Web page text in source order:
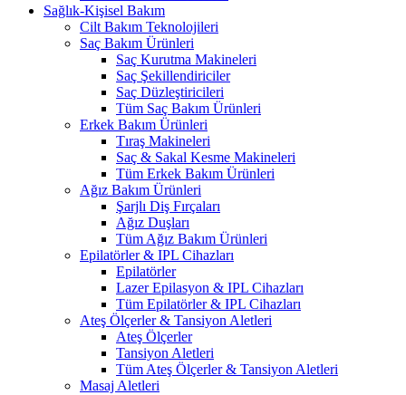
Sağlık-Kişisel Bakım
Cilt Bakım Teknolojileri
Saç Bakım Ürünleri
Saç Kurutma Makineleri
Saç Şekillendiriciler
Saç Düzleştiricileri
Tüm Saç Bakım Ürünleri
Erkek Bakım Ürünleri
Tıraş Makineleri
Saç & Sakal Kesme Makineleri
Tüm Erkek Bakım Ürünleri
Ağız Bakım Ürünleri
Şarjlı Diş Fırçaları
Ağız Duşları
Tüm Ağız Bakım Ürünleri
Epilatörler & IPL Cihazları
Epilatörler
Lazer Epilasyon & IPL Cihazları
Tüm Epilatörler & IPL Cihazları
Ateş Ölçerler & Tansiyon Aletleri
Ateş Ölçerler
Tansiyon Aletleri
Tüm Ateş Ölçerler & Tansiyon Aletleri
Masaj Aletleri